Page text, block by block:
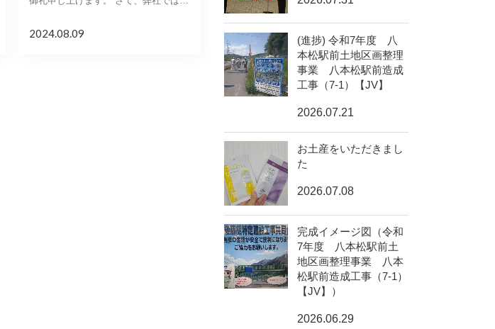
2024.08.09
(進捗) 令和7年度 八
本松駅前土地区画整理
事業 八本松駅前造成
工事（7-1）【JV】
2026.07.21
お土産をいただきまし
た
2026.07.08
完成イメージ図（令和
7年度 八本松駅前土
地区画整理事業 八本
松駅前造成工事（7-1）
【JV】）
2026.06.29